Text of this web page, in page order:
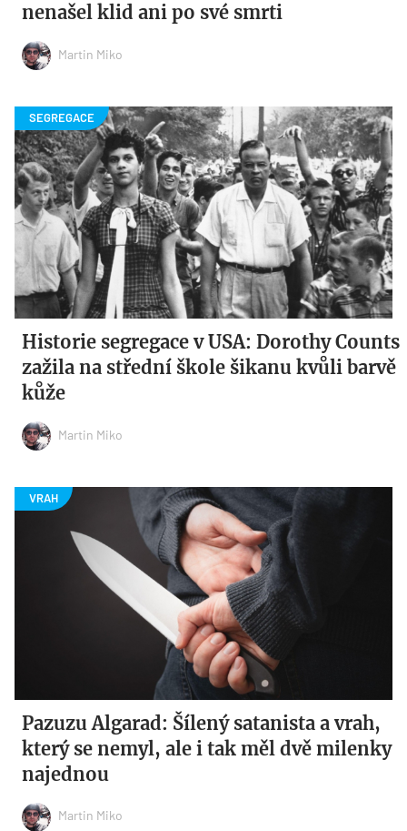
nenašel klid ani po své smrti
Martin Miko
Historie segregace v USA: Dorothy Counts
zažila na střední škole šikanu kvůli barvě
kůže
Martin Miko
Pazuzu Algarad: Šílený satanista a vrah,
který se nemyl, ale i tak měl dvě milenky
najednou
Martin Miko